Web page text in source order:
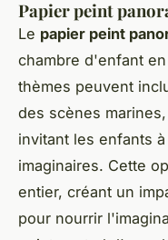
Papier peint
Le papier peint
chambre d'enfant
thèmes peuvent
des scènes
invitant les enfants
imaginaires. Cette
entier, créant un
pour nourrir